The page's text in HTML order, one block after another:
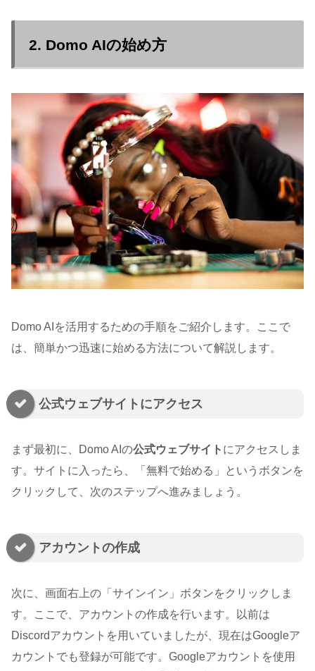
2. Domo AIの始め方
Domo AIを活用するための手順をご紹介します。ここで
は、簡単かつ迅速に始める方法について解説します。
公式ウェブサイトにアクセス
まず最初に、Domo AIの公式ウェブサイト にアクセスしま
す。サイトに入ったら、「無料で始める」というボタンを
クリックして、次のステップへ進みましょう。
アカウントの作成
次に、画面右上の「サインイン」ボタンをクリックしま
す。ここで、アカウントの作成を行います。以前は
Discordアカウントを用いていましたが、現在はGoogleア
カウントでも登録が可能です。Googleアカウントを使用